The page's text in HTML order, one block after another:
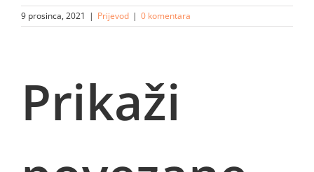
9 prosinca, 2021 | Prijevod | 0 komentara
Prikaži